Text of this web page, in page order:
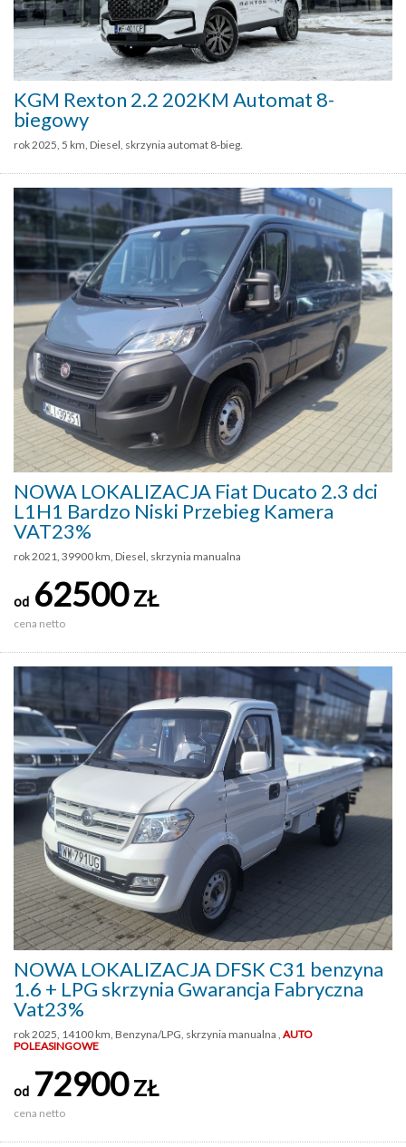
KGM Rexton 2.2 202KM Automat 8-
biegowy
rok 2025, 5 km, Diesel, skrzynia automat 8-bieg.
NOWA LOKALIZACJA Fiat Ducato 2.3 dci
L1H1 Bardzo Niski Przebieg Kamera
VAT23%
rok 2021, 39900 km, Diesel, skrzynia manualna
od 62500ZŁ
cena netto
NOWA LOKALIZACJA DFSK C31 benzyna
1.6 + LPG skrzynia Gwarancja Fabryczna
Vat23%
rok 2025, 14100 km, Benzyna/LPG, skrzynia manualna , AUTO
POLEASINGOWE
od 72900ZŁ
cena netto